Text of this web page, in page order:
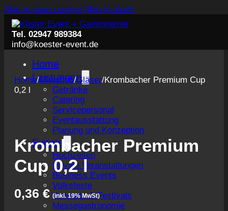
Skip to main content Skip to footer
Tel. 02947 989384
info@koester-event.de
Home
Leistungen
Getränke
Catering
Servicepersonal
Eventausstattung
Planung und Konzeption
Events
Hochzeiten
Private Veranstaltungen
Business Events
Volksfeste
Konzerte & Festivals
Messegastronomie
Home/Mietshop/Gläser/Krombacher Premium Cup
0,2 l
Krombacher Premium
Cup 0,2 l
0,36 € (inkl. 19% MwSt)